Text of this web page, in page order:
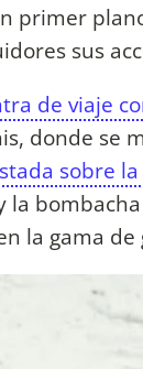
primer
sus
de viaje
donde se
sobre
la gama